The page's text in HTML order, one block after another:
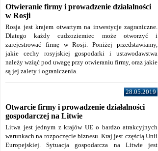
Otwieranie firmy i prowadzenie działalności
w Rosji
Rosja jest krajem otwartym na inwestycje zagraniczne.
Dlatego każdy cudzoziemiec może otworzyć i
zarejestrować firmę w Rosji. Poniżej przedstawiamy,
jakie cechy rosyjskiej gospodarki i ustawodawstwa
należy wziąć pod uwagę przy otwieraniu firmy, oraz jakie
są jej zalety i ograniczenia.
28.05.2019
Otwarcie firmy i prowadzenie działalności
gospodarczej na Litwie
Litwa jest jednym z krajów UE o bardzo atrakcyjnych
warunkach na rozpoczęcie biznesu. Kraj jest częścią Unii
Europejskiej. Sytuacja gospodarcza na Litwie jest